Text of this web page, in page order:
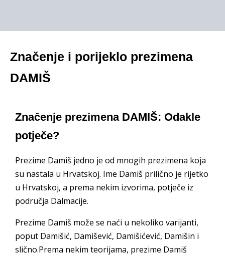
Značenje i porijeklo prezimena
DAMIŠ
Značenje prezimena DAMIŠ: Odakle
potječe?
Prezime Damiš jedno je od mnogih prezimena koja
su nastala u Hrvatskoj. Ime Damiš prilično je rijetko
u Hrvatskoj, a prema nekim izvorima, potječe iz
područja Dalmacije.
Prezime Damiš može se naći u nekoliko varijanti,
poput Damišić, Damišević, Damišićević, Damišin i
slično.Prema nekim teorijama, prezime Damiš